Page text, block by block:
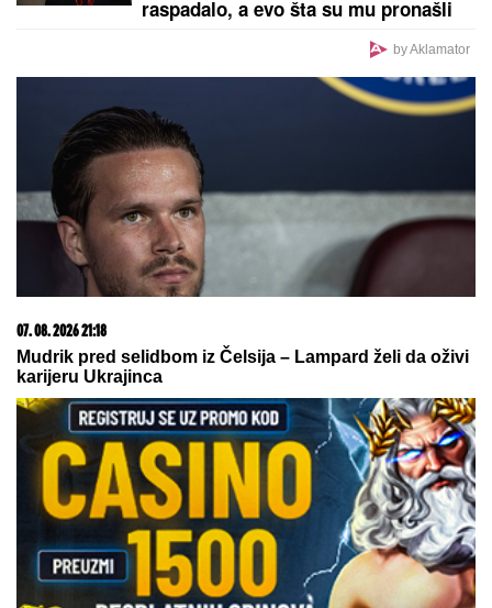
PREPORUKA ZA VAS
VERICA RAKOČEVIĆ I VELJKO PRAVE BAZEN U
VILI NA AVALI
snimak iz dvorišta: Bagerista uveliko izvodi radove
(Video)
EVO KOLIKO GODIŠNJE ZARAĐUJE
DRAGAN STANKOVIĆ Milioni su u
pitanju, a Jovana Jeremić tvrdi: "U
dugovima je"